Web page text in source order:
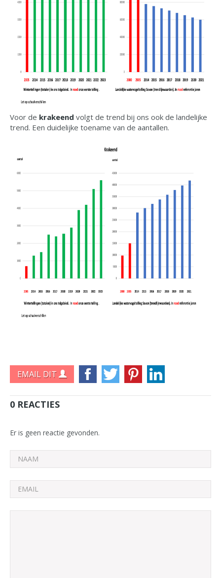
Voor de krakeend volgt de trend bij ons ook de landelijke
trend. Een duidelijke toename van de aantallen.
EMAIL DIT
0 REACTIES
Er is geen reactie gevonden.